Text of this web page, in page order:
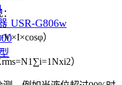
USR-G806w
）
）